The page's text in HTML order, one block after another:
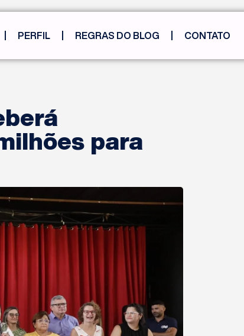
PERFIL REGRAS DO BLOG CONTATO
para